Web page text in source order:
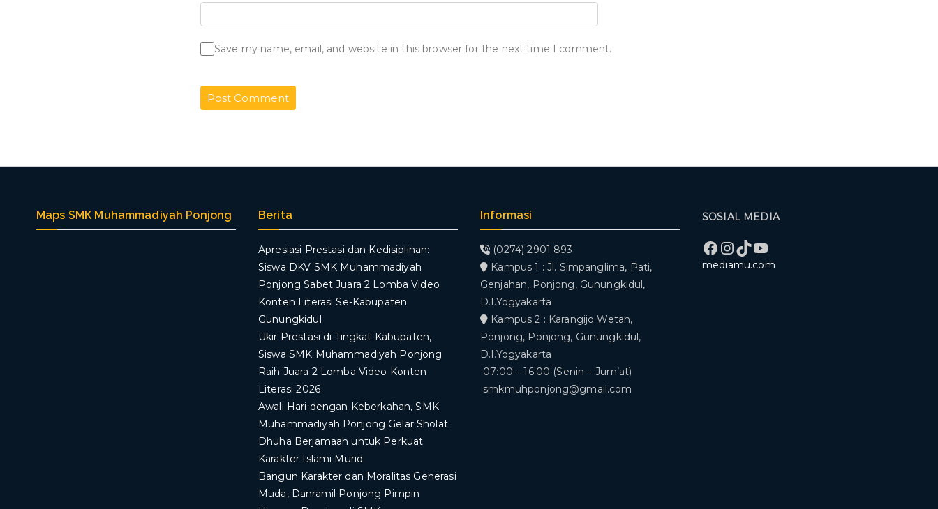
Save my name, email, and website in this browser for the next time I comment.
Maps SMK Muhammadiyah Ponjong Berita
Apresiasi Prestasi dan Kedisiplinan:
Siswa DKV SMK Muhammadiyah
Ponjong Sabet Juara 2 Lomba Video
Konten Literasi Se-Kabupaten
Gunungkidul
Ukir Prestasi di Tingkat Kabupaten,
Siswa SMK Muhammadiyah Ponjong
Raih Juara 2 Lomba Video Konten
Literasi 2026
Awali Hari dengan Keberkahan, SMK
Muhammadiyah Ponjong Gelar Sholat
Dhuha Berjamaah untuk Perkuat
Karakter Islami Murid
Bangun Karakter dan Moralitas Generasi
Muda, Danramil Ponjong Pimpin
Informasi
(0274) 2901 893
Kampus 1 : Jl. Simpanglima, Pati,
Genjahan, Ponjong, Gunungkidul,
D.I.Yogyakarta
Kampus 2 : Karangijo Wetan,
Ponjong, Ponjong, Gunungkidul,
D.I.Yogyakarta
07:00 – 16:00 (Senin – Jum’at)
smkmuhponjong@gmail.com
SOSIAL MEDIA
Facebook
Instagram
TikTok
YouTube
mediamu.com